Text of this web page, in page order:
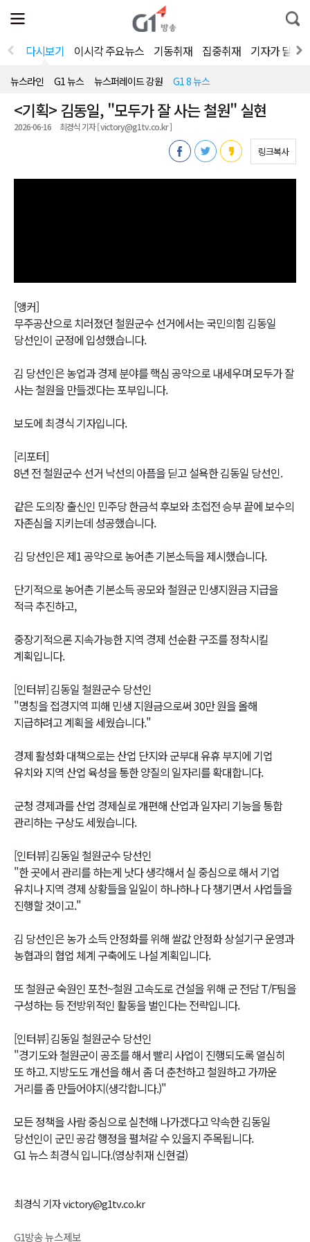
전
체
뉴
열
통
합
색
다시보기 이시각 주요뉴스 기동취재 집중취재 기자가 달려
뉴스라인 G1 뉴스 뉴스퍼레이드 강원 G1 8 뉴스
<기획> 김동일, "모두가 잘 사는 철원" 실현
2026-06-16 최경식 기자 [ victory@g1tv.co.kr ]
링크복사
[앵커]
무주공산으로 치러졌던 철원군수 선거에서는 국민의힘 김동일
당선인이 군정에 입성했습니다.
김 당선인은 농업과 경제 분야를 핵심 공약으로 내세우며 모두가 잘
사는 철원을 만들겠다는 포부입니다.
보도에 최경식 기자입니다.
[리포터]
8년 전 철원군수 선거 낙선의 아픔을 딛고 설욕한 김동일 당선인.
같은 도의장 출신인 민주당 한금석 후보와 초접전 승부 끝에 보수의
자존심을 지키는데 성공했습니다.
김 당선인은 제1 공약으로 농어촌 기본소득을 제시했습니다.
단기적으로 농어촌 기본소득 공모와 철원군 민생지원금 지급을
적극 추진하고,
중장기적으론 지속가능한 지역 경제 선순환 구조를 정착시킬
계획입니다.
[인터뷰] 김동일 철원군수 당선인
"명칭을 접경지역 피해 민생 지원금으로써 30만 원을 올해
지급하려고 계획을 세웠습니다."
경제 활성화 대책으로는 산업 단지와 군부대 유휴 부지에 기업
유치와 지역 산업 육성을 통한 양질의 일자리를 확대합니다.
군청 경제과를 산업 경제실로 개편해 산업과 일자리 기능을 통합
관리하는 구상도 세웠습니다.
[인터뷰] 김동일 철원군수 당선인
"한 곳에서 관리를 하는게 낫다 생각해서 실 중심으로 해서 기업
유치나 지역 경제 상황들을 일일이 하나하나 다 챙기면서 사업들을
진행할 것이고."
김 당선인은 농가 소득 안정화를 위해 쌀값 안정화 상설기구 운영과
농협과의 협업 체계 구축에도 나설 계획입니다.
또 철원군 숙원인 포천~철원 고속도로 건설을 위해 군 전담 T/F팀을
구성하는 등 전방위적인 활동을 벌인다는 전략입니다.
[인터뷰] 김동일 철원군수 당선인
"경기도와 철원군이 공조를 해서 빨리 사업이 진행되도록 열심히
또 하고. 지방도도 개선을 해서 좀 더 춘천하고 철원하고 가까운
거리를 좀 만들어야지(생각합니다.)"
모든 정책을 사람 중심으로 실천해 나가겠다고 약속한 김동일
당선인이 군민 공감 행정을 펼쳐갈 수 있을지 주목됩니다.
G1 뉴스 최경식 입니다.(영상취재 신현걸)
최경식 기자 victory@g1tv.co.kr
G1방송 뉴스제보